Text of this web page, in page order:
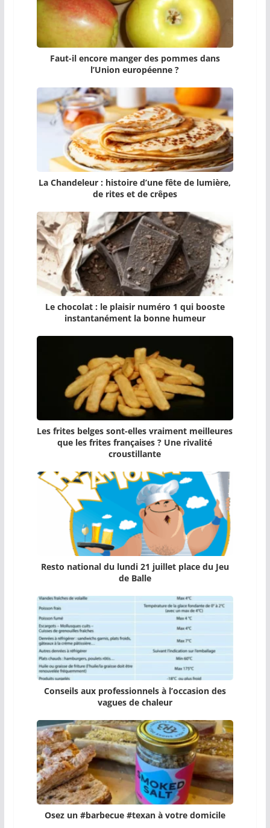
Faut-il encore manger des pommes dans
l’Union européenne ?
La Chandeleur : histoire d’une fête de lumière,
de rites et de crêpes
Le chocolat : le plaisir numéro 1 qui booste
instantanément la bonne humeur
Les frites belges sont-elles vraiment meilleures
que les frites françaises ? Une rivalité
croustillante
Resto national du lundi 21 juillet place du Jeu
de Balle
Conseils aux professionnels à l’occasion des
vagues de chaleur
Osez un #barbecue #texan à votre domicile